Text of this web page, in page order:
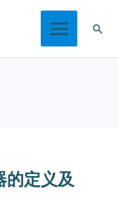
搜
的定义及